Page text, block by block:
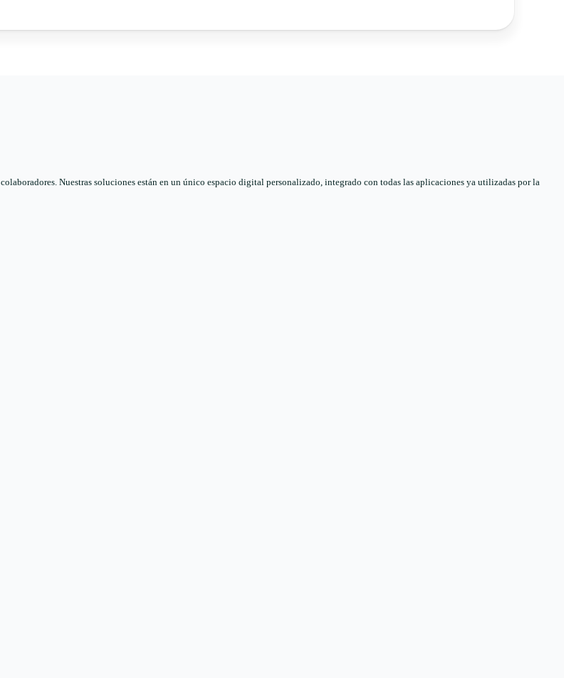
Nuestras soluciones están en un único espacio digital personalizado, integrado con todas las aplicaciones ya utilizadas por la